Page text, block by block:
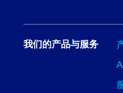
我们的产品与服务